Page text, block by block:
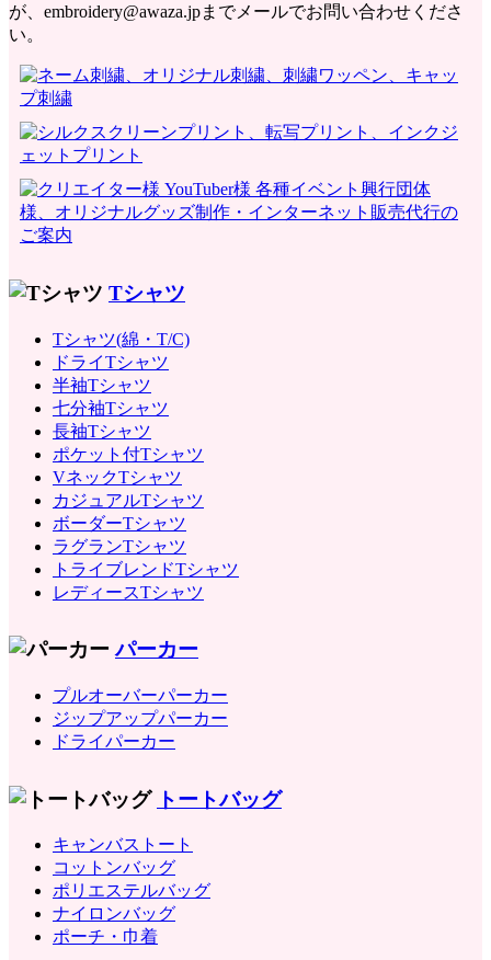
が、embroidery@awaza.jpまでメールでお問い合わせくださ
い。
Tシャツ
Tシャツ(綿・T/C)
ドライTシャツ
半袖Tシャツ
七分袖Tシャツ
長袖Tシャツ
ポケット付Tシャツ
VネックTシャツ
カジュアルTシャツ
ボーダーTシャツ
ラグランTシャツ
トライブレンドTシャツ
レディースTシャツ
パーカー
プルオーバーパーカー
ジップアップパーカー
ドライパーカー
トートバッグ
キャンバストート
コットンバッグ
ポリエステルバッグ
ナイロンバッグ
ポーチ・巾着